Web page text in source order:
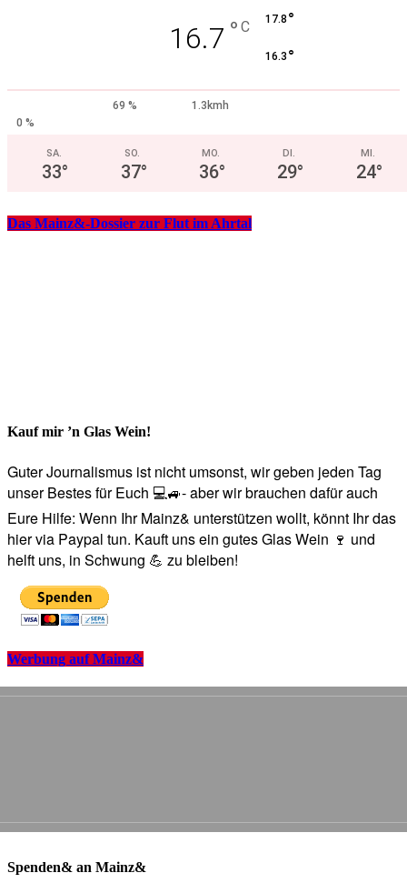
16.7 ° C 17.8 °
16.3 °
69 %
1.3kmh
0 %
SA.
33°
SO.
37°
MO.
36°
DI.
29°
MI.
24°
Das Mainz&-Dossier zur Flut im Ahrtal
Kauf mir ’n Glas Wein!
Guter Journalismus ist nicht umsonst, wir geben jeden Tag
unser Bestes für Euch 💻🚙- aber wir brauchen dafür auch
Eure Hilfe: Wenn Ihr Mainz& unterstützen wollt, könnt Ihr das
hier via Paypal tun. Kauft uns ein gutes Glas Wein 🍷 und
helft uns, in Schwung 💪 zu bleiben!
Werbung auf Mainz&
Spenden& an Mainz&